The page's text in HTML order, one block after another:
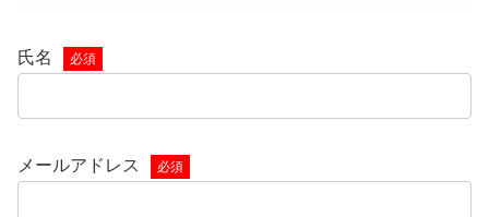
氏名 必須
メールアドレス 必須